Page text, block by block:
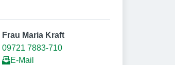
Frau Maria Kraft
09721 7883-710
E-Mail